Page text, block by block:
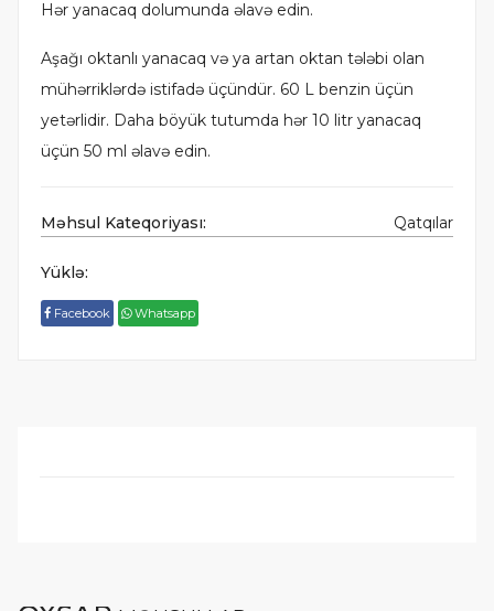
Hər yanacaq dolumunda əlavə edin.
Aşağı oktanlı yanacaq və ya artan oktan tələbi olan
mühərriklərdə istifadə üçündür. 60 L benzin üçün
yetərlidir. Daha böyük tutumda hər 10 litr yanacaq
üçün 50 ml əlavə edin.
Məhsul Kateqoriyası: Qatqılar
Yüklə:
Facebook Whatsapp